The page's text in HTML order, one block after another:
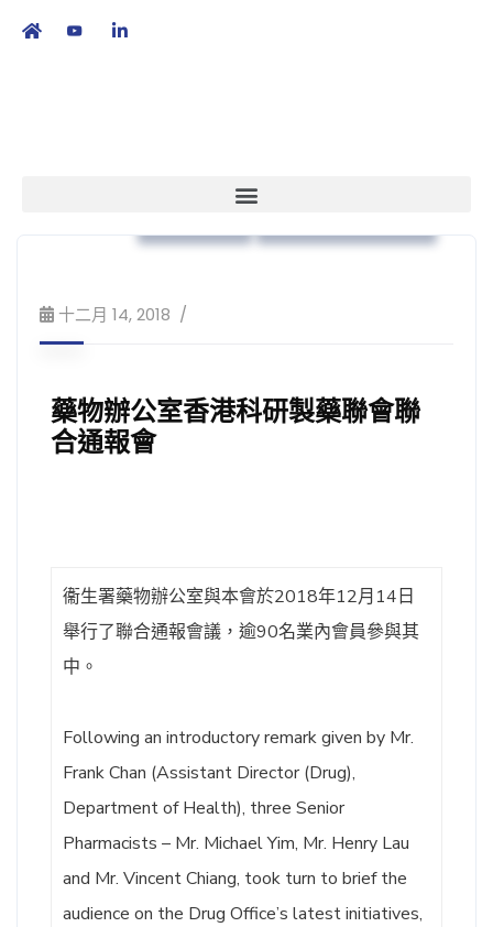
十二月 14, 2018
藥物辦公室香港科研製藥聯會聯
合通報會
衞生署藥物辦公室與本會於2018年12月14日
舉行了聯合通報會議，逾90名業內會員參與其
中。
Following an introductory remark given by Mr.
Frank Chan (Assistant Director (Drug),
Department of Health), three Senior
Pharmacists – Mr. Michael Yim, Mr. Henry Lau
and Mr. Vincent Chiang, took turn to brief the
audience on the Drug Office’s latest initiatives,